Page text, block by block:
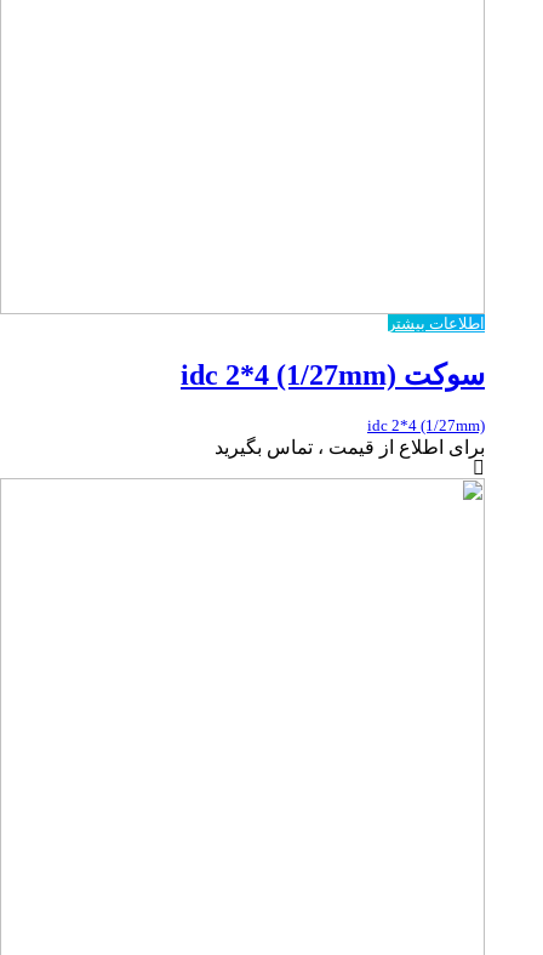
اطلاعات بیشتر
سوکت idc 2*4 (1/27mm)
idc 2*4 (1/27mm)
برای اطلاع از قیمت ، تماس بگیرید